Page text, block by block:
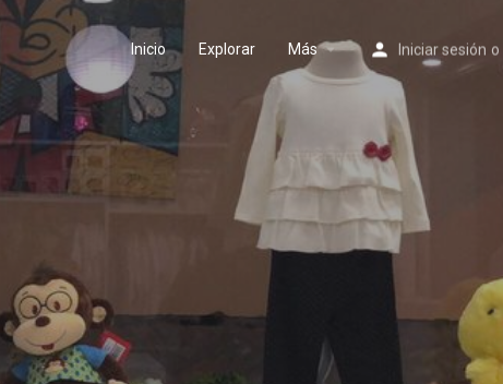
Inicio Explorar Más Iniciar sesión o